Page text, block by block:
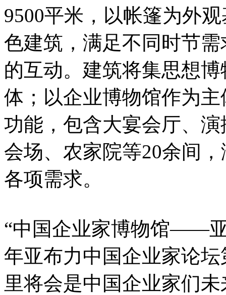
9500平米，以帐篷为外
色建筑，满足不同时节
的互动。建筑将集思想
体；以企业博物馆作为
功能，包含大宴会厅、
会场、农家院等20余间
各项需求。
“中国企业家博物馆——
年亚布力中国企业家论
里将会是中国企业家们